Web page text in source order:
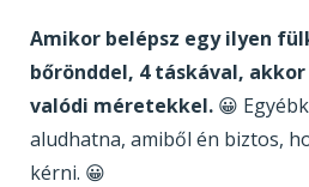
Amikor belépsz egy ilyen
bőrönddel, 4 táskával, akkor
valódi méretekkel. 😀
aludhatna, amiből én biztos,
kérni. 😀